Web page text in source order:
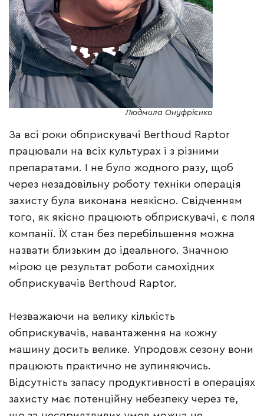
Людмила Онуфрієнко
За всі роки обприскувачі Berthoud Raptor
працювали на всіх культурах і з різними
препаратами. І не було жодного разу, щоб
через незадовільну роботу техніки операція
захисту була виконана неякісно. Свідченням
того, як якісно працюють обприскувачі, є поля
компанії. ЇХ стан без перебільшення можна
назвати близьким до ідеального. Значною
мірою це результат роботи самохідних
обприскувачів Berthoud Raptor.
Незважаючи на велику кількість
обприскувачів, навантаження на кожну
машину досить велике. Упродовж сезону вони
працюють практично не зупиняючись.
Відсутність запасу продуктивності в операціях
захисту має потенційну небезпеку через те,